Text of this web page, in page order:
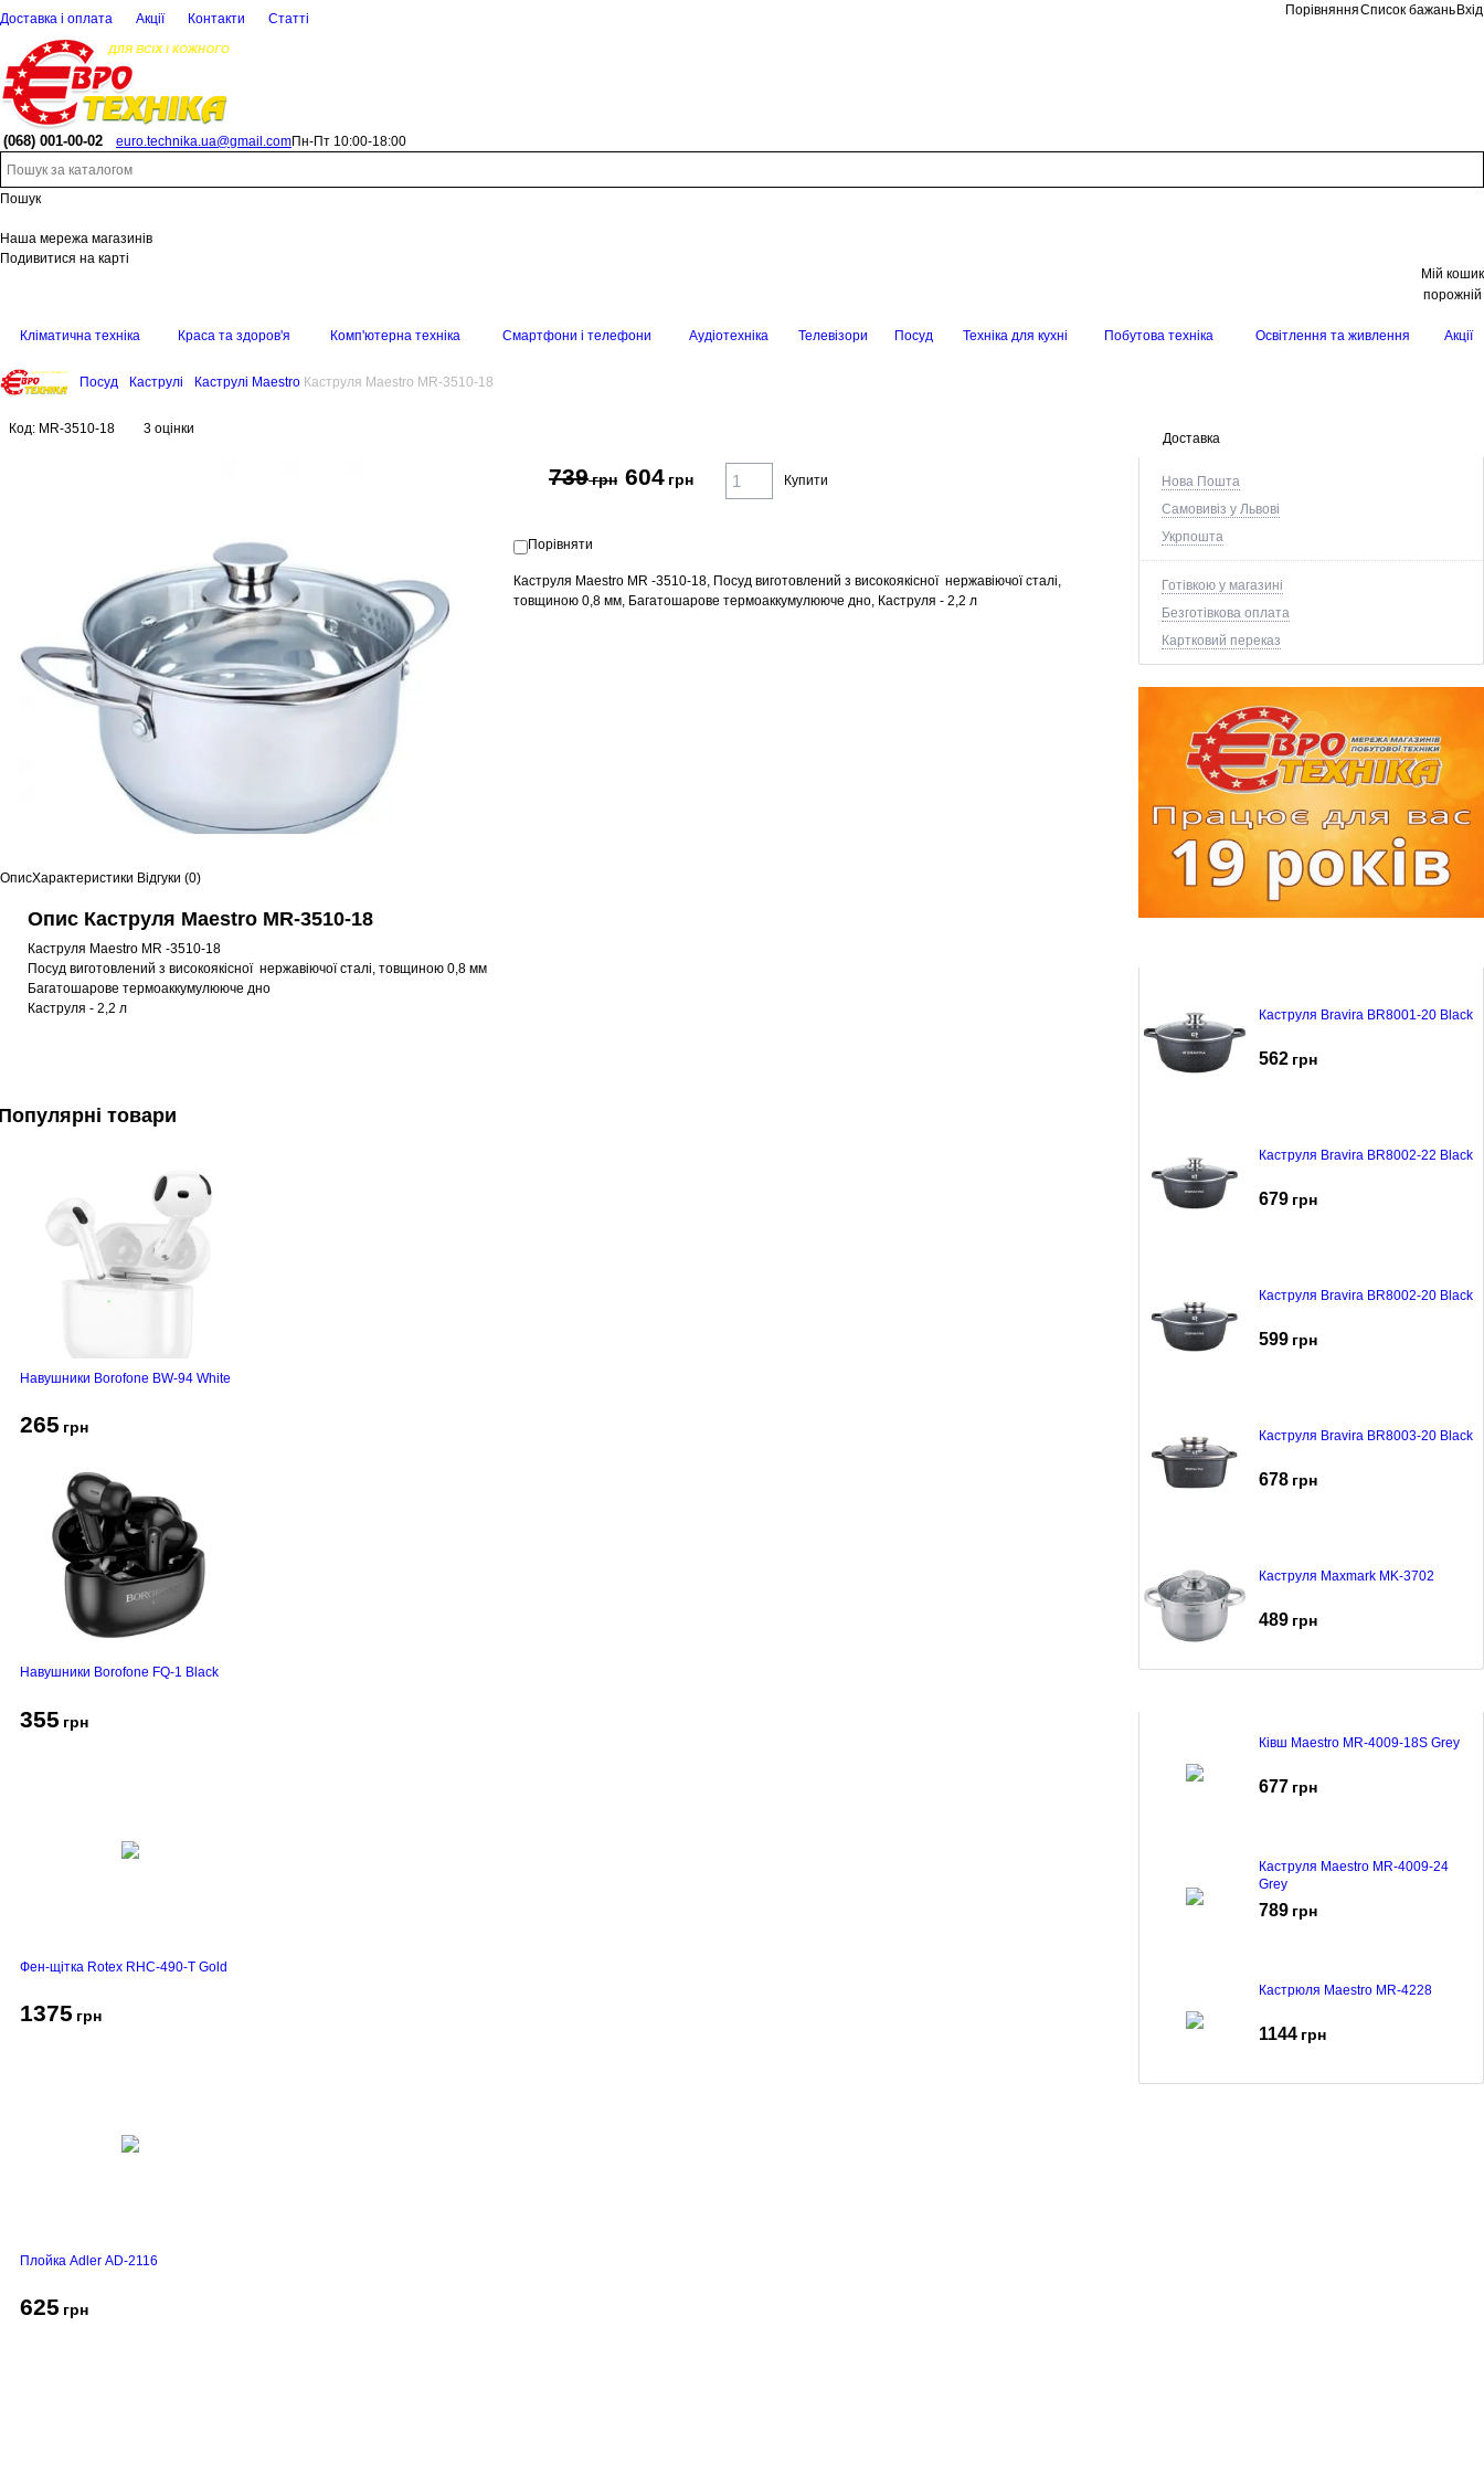
Доставка і оплата Акції Контакти Статті
ПорівнянняСписок бажань Вхід
(068) 001-00-02 euro.technika.ua@gmail.comПн-Пт 10:00-18:00
Пошук
Наша мережа магазинів
Подивитися на карті
Мій кошик
порожній
Кліматична техніка Краса та здоров'я Комп'ютерна техніка Смартфони і телефони Аудіотехніка Телевізори Посуд Техніка для кухні Побутова техніка Освітлення та живлення Акції
Посуд Каструлі Каструлі Maestro Каструля Maestro MR-3510-18
Доставка
Нова Пошта
Самовивіз у Львові
Укрпошта
Готівкою у магазині
Безготівкова оплата
Картковий переказ
Каструля Bravira BR8001-20 Black
562 грн
Каструля Bravira BR8002-22 Black
679 грн
Каструля Bravira BR8002-20 Black
599 грн
Каструля Bravira BR8003-20 Black
678 грн
Каструля Maxmark MK-3702
489 грн
Ківш Maestro MR-4009-18S Grey
677 грн
Каструля Maestro MR-4009-24
Grey
789 грн
Кастрюля Maestro MR-4228
1144 грн
Код: MR-3510-18 3 оцінки
739грн 604 грн Купити
Порівняти
Каструля Maestro MR -3510-18, Посуд виготовлений з високоякісної нержавіючої сталі,
товщиною 0,8 мм, Багатошарове термоаккумулююче дно, Каструля - 2,2 л
ОписХарактеристики Відгуки (0)
Опис Каструля Maestro MR-3510-18
Каструля Maestro MR -3510-18
Посуд виготовлений з високоякісної нержавіючої сталі, товщиною 0,8 мм
Багатошарове термоаккумулююче дно
Каструля - 2,2 л
товари
Навушники Borofone BW-94 White
265 грн
Навушники Borofone FQ-1 Black
355 грн
Фен-щітка Rotex RHC-490-T Gold
1375 грн
Плойка Adler AD-2116
625 грн